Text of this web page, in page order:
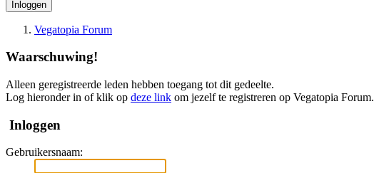
Inloggen
Vegatopia Forum
Waarschuwing!
Alleen geregistreerde leden hebben toegang tot dit gedeelte.
Log hieronder in of klik op deze link om jezelf te registreren op Vegatopia Forum.
Inloggen
Gebruikersnaam: